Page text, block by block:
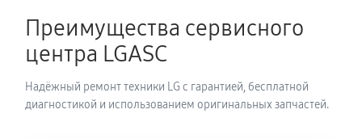
Замена динамика аудиосистемы LG CM8360
1350 руб
Обновление ПО аудиосистемы LG CM8360
Преимущества сервисного
центра LGASC
Надёжный ремонт техники LG с гарантией, бесплатной
диагностикой и использованием оригинальных запчастей.